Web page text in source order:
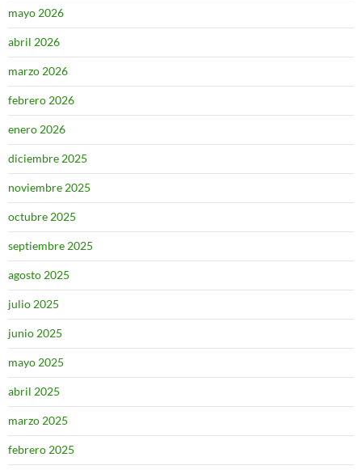
mayo 2026
abril 2026
marzo 2026
febrero 2026
enero 2026
diciembre 2025
noviembre 2025
octubre 2025
septiembre 2025
agosto 2025
julio 2025
junio 2025
mayo 2025
abril 2025
marzo 2025
febrero 2025